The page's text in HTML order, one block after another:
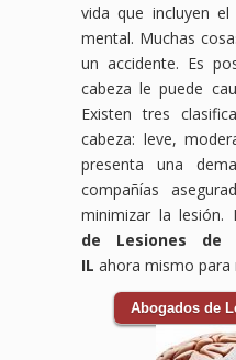
vida que incluyen
mental. Muchas
un accidente. Es
cabeza le puede
Existen tres
cabeza: leve,
presenta una
compañías
minimizar la lesión.
de Lesiones de
IL ahora mismo para
Abogados de